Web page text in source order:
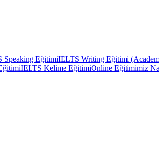
Speaking EğitimiIELTS Writing Eğitimi
IELTS Kelime EğitimiOnline Eğitimimiz